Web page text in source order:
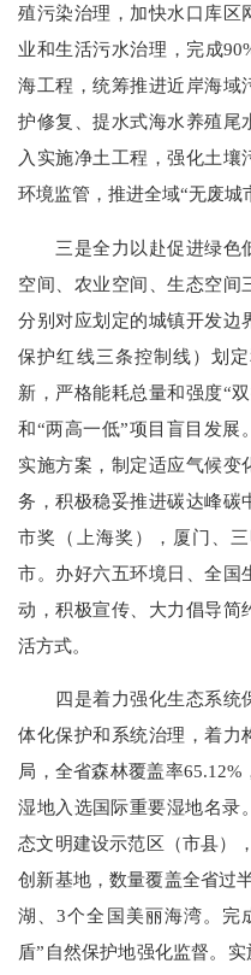
殖污染治理，加快水口库区
业和生活污水治理，完成
海工程，统筹推进近岸海域
护修复、提水式海水养殖尾
入实施净土工程，强化土壤
环境监管，推进全域“无废城
三是全力以赴促进绿色
空间、农业空间、生态空间
分别对应划定的城镇开发边
保护红线三条控制线）划
新，严格能耗总量和强度“
和“两高一低”项目盲目发展
实施方案，制定适应气候变
务，积极稳妥推进碳达峰碳
市奖（上海奖），厦门、
市。办好六五环境日、全国
动，积极宣传、大力倡导简
活方式。
四是着力强化生态系统
体化保护和系统治理，着力
局，全省森林覆盖率
湿地入选国际重要湿地名录
态文明建设示范区（市县）
创新基地，数量覆盖全省过
湖、3个全国美丽海湾。完
盾”自然保护地强化监督。